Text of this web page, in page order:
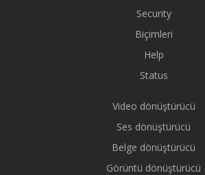
Security
Biçimleri
Help
Status
Video dönüştürücü
Ses dönüştürücü
Belge dönüştürücü
Görüntü dönüştürücü